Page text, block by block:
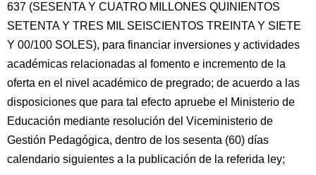
637 (SESENTA Y CUATRO MILLONES QUINIENTOS
SETENTA Y TRES MIL SEISCIENTOS TREINTA Y SIETE
Y 00/100 SOLES), para financiar inversiones y actividades
académicas relacionadas al fomento e incremento de la
oferta en el nivel académico de pregrado; de acuerdo a las
disposiciones que para tal efecto apruebe el Ministerio de
Educación mediante resolución del Viceministerio de
Gestión Pedagógica, dentro de los sesenta (60) días
calendario siguientes a la publicación de la referida ley;